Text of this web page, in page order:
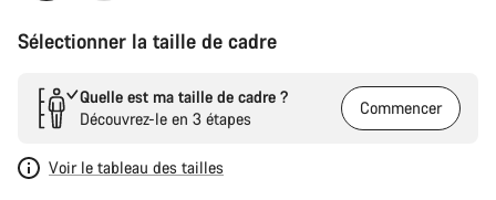
Sélectionner la taille de cadre
Quelle est ma taille de cadre ?
Découvrez-le en 3 étapes
Commencer
Voir le tableau des tailles